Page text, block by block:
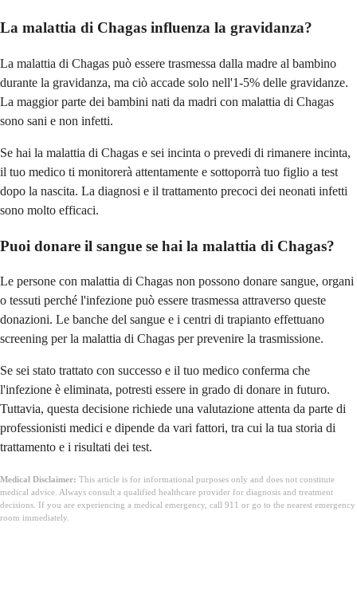
La malattia di Chagas influenza la gravidanza?
La malattia di Chagas può essere trasmessa dalla madre al bambino
durante la gravidanza, ma ciò accade solo nell'1-5% delle gravidanze.
La maggior parte dei bambini nati da madri con malattia di Chagas
sono sani e non infetti.
Se hai la malattia di Chagas e sei incinta o prevedi di rimanere incinta,
il tuo medico ti monitorerà attentamente e sottoporrà tuo figlio a test
dopo la nascita. La diagnosi e il trattamento precoci dei neonati infetti
sono molto efficaci.
Puoi donare il sangue se hai la malattia di Chagas?
Le persone con malattia di Chagas non possono donare sangue, organi
o tessuti perché l'infezione può essere trasmessa attraverso queste
donazioni. Le banche del sangue e i centri di trapianto effettuano
screening per la malattia di Chagas per prevenire la trasmissione.
Se sei stato trattato con successo e il tuo medico conferma che
l'infezione è eliminata, potresti essere in grado di donare in futuro.
Tuttavia, questa decisione richiede una valutazione attenta da parte di
professionisti medici e dipende da vari fattori, tra cui la tua storia di
trattamento e i risultati dei test.
Medical Disclaimer: This article is for informational purposes only and does not constitute
medical advice. Always consult a qualified healthcare provider for diagnosis and treatment
decisions. If you are experiencing a medical emergency, call 911 or go to the nearest emergency
room immediately.